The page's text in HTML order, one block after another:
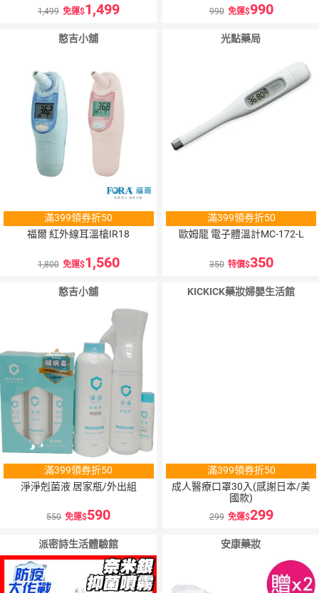
1,499 免運 1,499 990 免運 990
憨吉小舖
滿399領券折50
福爾 紅外線耳溫槍IR18
1,800 免運 1,560
光點藥局
滿399領券折50
歐姆龍 電子體溫計MC-172-L
350 特價 350
憨吉小舖
滿399領券折50
淨淨剋菌液 居家瓶/外出組
550 免運 590
KICKICK藥妝婦嬰生活館
滿399領券折50
成人醫療口罩30入(感謝日本/美
國款)
299 免運 299
派密詩生活體驗館 安康藥妝